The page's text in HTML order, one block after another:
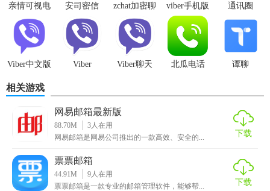
亲情可视电
话
安司密信
zchat加密聊
天
viber手机版 通讯圈
Viber中文版 Viber Viber聊天 北瓜电话 谭聊
相关游戏
网易邮箱最新版
88.70M 3人在用
网易邮箱是网易公司推出的一款高效、安全的...
下载
票票邮箱
44.91M 9人在用
票票邮箱是一款专业的邮箱管理软件，能够帮...
下载